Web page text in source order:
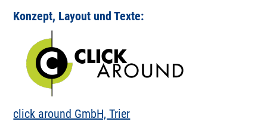
Konzept, Layout und Texte:
click around GmbH, Trier